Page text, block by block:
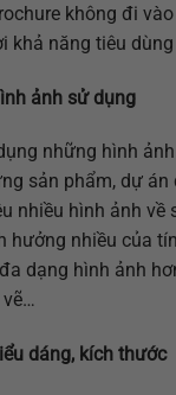
không đi
khả năng tiêu
ảnh sử dụng
những hình
sản phẩm, dự
nhiều hình ảnh về
hưởng nhiều của
dạng hình ảnh
dáng, kích thước